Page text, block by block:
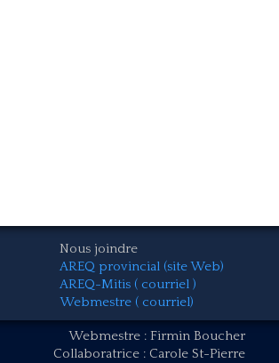
Nous joindre
AREQ provincial (site Web)
AREQ-Mitis ( courriel )
Webmestre ( courriel)
Webmestre : Firmin Boucher
Collaboratrice : Carole St-Pierre